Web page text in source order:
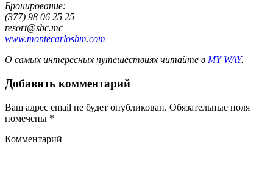
Бронирование:
(377) 98 06 25 25
resort@sbc.mc
www.montecarlosbm.com
О самых интересных путешествиях читайте в MY WAY.
Добавить комментарий
Ваш адрес email не будет опубликован. Обязательные поля
помечены *
Комментарий